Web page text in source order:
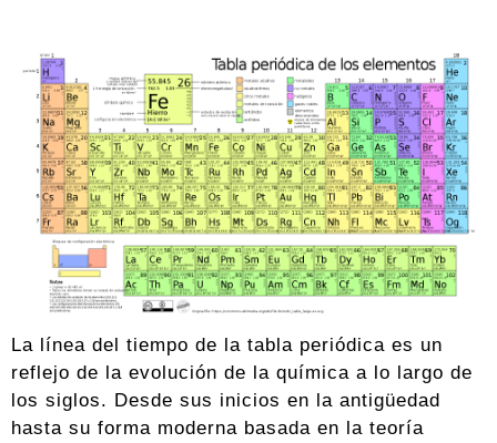
La línea del tiempo de la tabla periódica es un
reflejo de la evolución de la química a lo largo de
los siglos. Desde sus inicios en la antigüedad
hasta su forma moderna basada en la teoría